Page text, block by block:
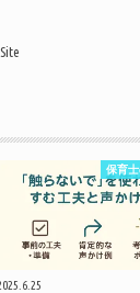
保育